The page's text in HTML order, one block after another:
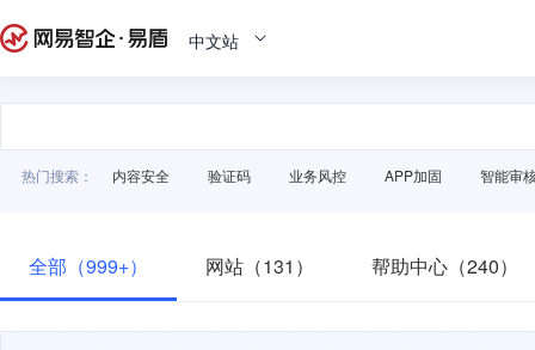
中文站
热门搜索： 内容安全 验证码 业务风控 APP加固 智能审
全部（999+） 网站（131） 帮助中心（240）